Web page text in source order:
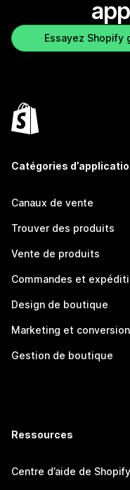
Essayez
Catégories
Canaux de vente
Trouver des produits
Vente de produits
Commandes et
Design de boutique
Marketing et conversion
Gestion de boutique
Ressources
Centre d’aide de Shopify